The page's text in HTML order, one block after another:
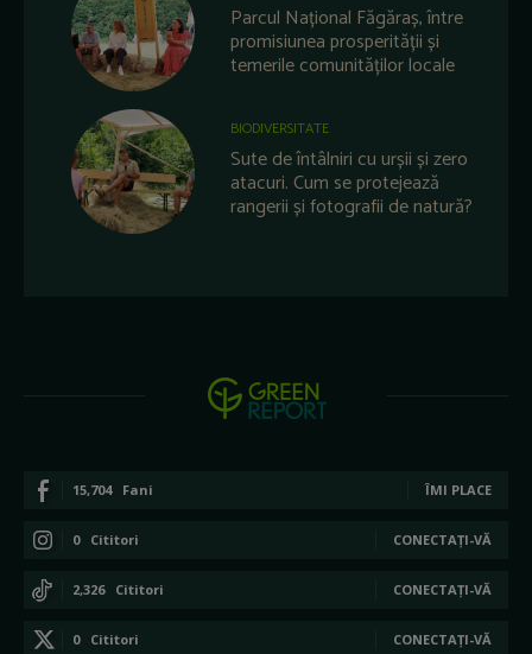
Parcul Național Făgăraș, între
promisiunea prosperității și
temerile comunităților locale
BIODIVERSITATE
Sute de întâlniri cu urșii și zero
atacuri. Cum se protejează
rangerii și fotografii de natură?
15,704 Fani ÎMI PLACE
0 Cititori CONECTAȚI-VĂ
2,326 Cititori CONECTAȚI-VĂ
0 Cititori CONECTAȚI-VĂ